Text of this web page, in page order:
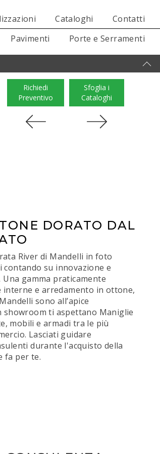
Cataloghi
Contatti
Pavimenti Porte e Serramenti
Richiedi
Preventivo
Sfoglia i
Cataloghi
DORATO DAL
River di Mandelli in foto
su innovazione e
gamma praticamente
e arredamento in ottone,
sono all’apice
showroom ti aspettano Maniglie
mobili e armadi tra le più
Lasciati guidare
durante l'acquisto della
fa per te.